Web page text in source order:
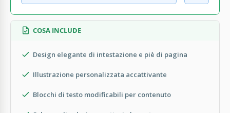
COSA INCLUDE
Design elegante di intestazione e piè di pagina
Illustrazione personalizzata accattivante
Blocchi di testo modificabili per contenuto